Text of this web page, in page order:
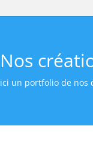
Nos
ici un portfolio de nos